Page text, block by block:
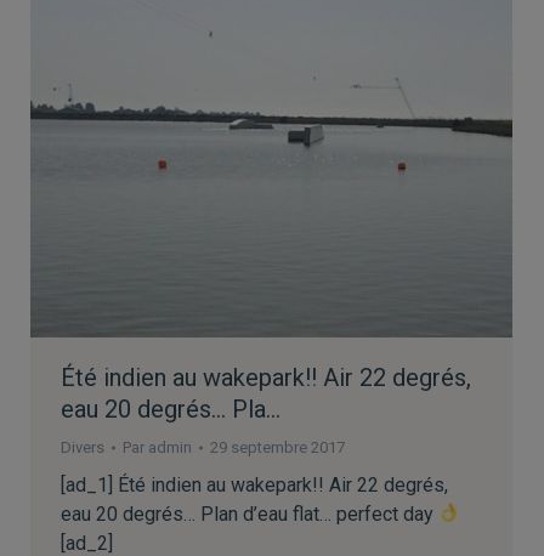
Été indien au wakepark!! Air 22 degrés,
eau 20 degrés… Pla…
Divers Par admin 29 septembre 2017
[ad_1] Été indien au wakepark!! Air 22 degrés,
eau 20 degrés… Plan d’eau flat… perfect day
[ad_2]